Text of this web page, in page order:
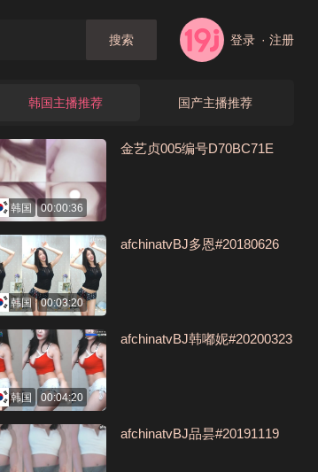
搜索 登录 · 注册
韩国主播推荐 国产主播推荐
韩国 00:00:36
金艺贞005编号D70BC71E
韩国 00:03:20
afchinatvBJ多恩#20180626
韩国 00:04:20
afchinatvBJ韩嘟妮#20200323
afchinatvBJ品昙#20191119